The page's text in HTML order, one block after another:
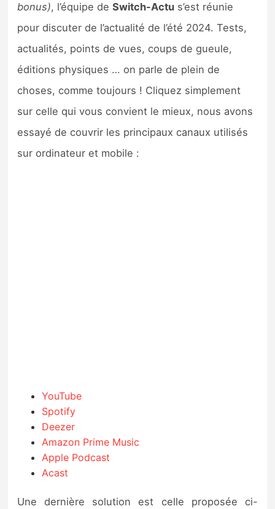
Guides
bonus), l’équipe deSwitch-Actu s’est réunie
pour discuter de l’actualité de l’été 2024. Tests,
actualités, points de vues, coups de gueule,
éditions physiques … on parle de plein de
choses, comme toujours ! Cliquez simplement
sur celle qui vous convient le mieux, nous avons
essayé de couvrir les principaux canaux utilisés
sur ordinateur et mobile :
YouTube
Spotify
Deezer
Amazon Prime Music
Apple Podcast
Acast
Une dernière solution est celle proposée ci-